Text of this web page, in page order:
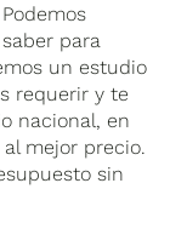
para
un estudio
requerir y te
nacional, en
mejor precio.
sin